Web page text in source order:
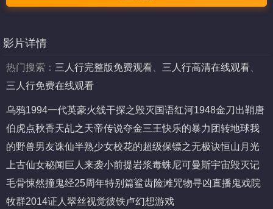
影片详情
热门搜索： 三人行完整版免费观看 三人行高清在线观看
三人行免费在线观看
乌鸦1994一代英豪火线干探之毁灭国语红河1948金刀出鞘唐
伯虎点秋香天乩之天帝传说夺金三王快乐的暴力团转地球我
的野兽男友诛仙半熟少女校花的超级保镖之无极诀恒山月光
上古仙女秘闻 巨人来袭小前提岩浆毒蛛尼可曼斯宇宙毁灭记
毛骨悚然撞鬼经25周年特别篇鲨齿险滩咒物寻凶直播鬼戏院
牧群2014证人 翠丝视觉彼铁卢幻想游戏